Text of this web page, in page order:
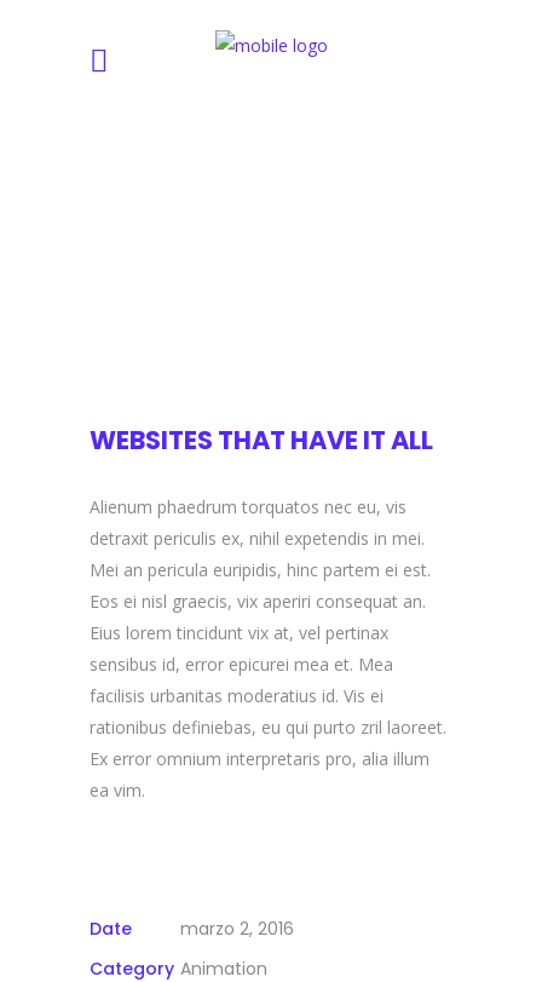
WEBSITES THAT HAVE IT ALL
Alienum phaedrum torquatos nec eu, vis
detraxit periculis ex, nihil expetendis in mei.
Mei an pericula euripidis, hinc partem ei est.
Eos ei nisl graecis, vix aperiri consequat an.
Eius lorem tincidunt vix at, vel pertinax
sensibus id, error epicurei mea et. Mea
facilisis urbanitas moderatius id. Vis ei
rationibus definiebas, eu qui purto zril laoreet.
Ex error omnium interpretaris pro, alia illum
ea vim.
Date
marzo 2, 2016
Category Animation